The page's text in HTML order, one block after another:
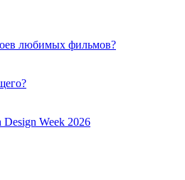
любимых фильмов?
Week 2026